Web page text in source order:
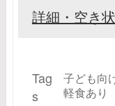
詳細・空き
Tag
s
子ども
軽食あり